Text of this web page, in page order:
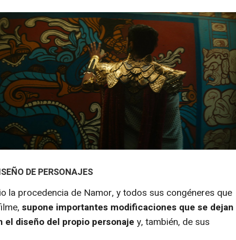
DE PERSONAJES
la procedencia de Namor, y todos sus congéneres que
supone importantes modificaciones que se dejan
el diseño del propio personaje y, también, de sus